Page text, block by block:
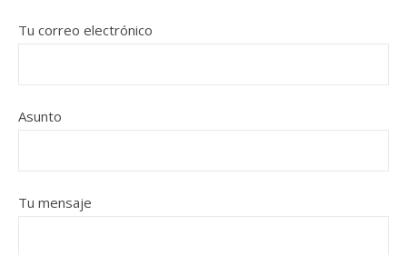
Tu correo electrónico
Asunto
Tu mensaje